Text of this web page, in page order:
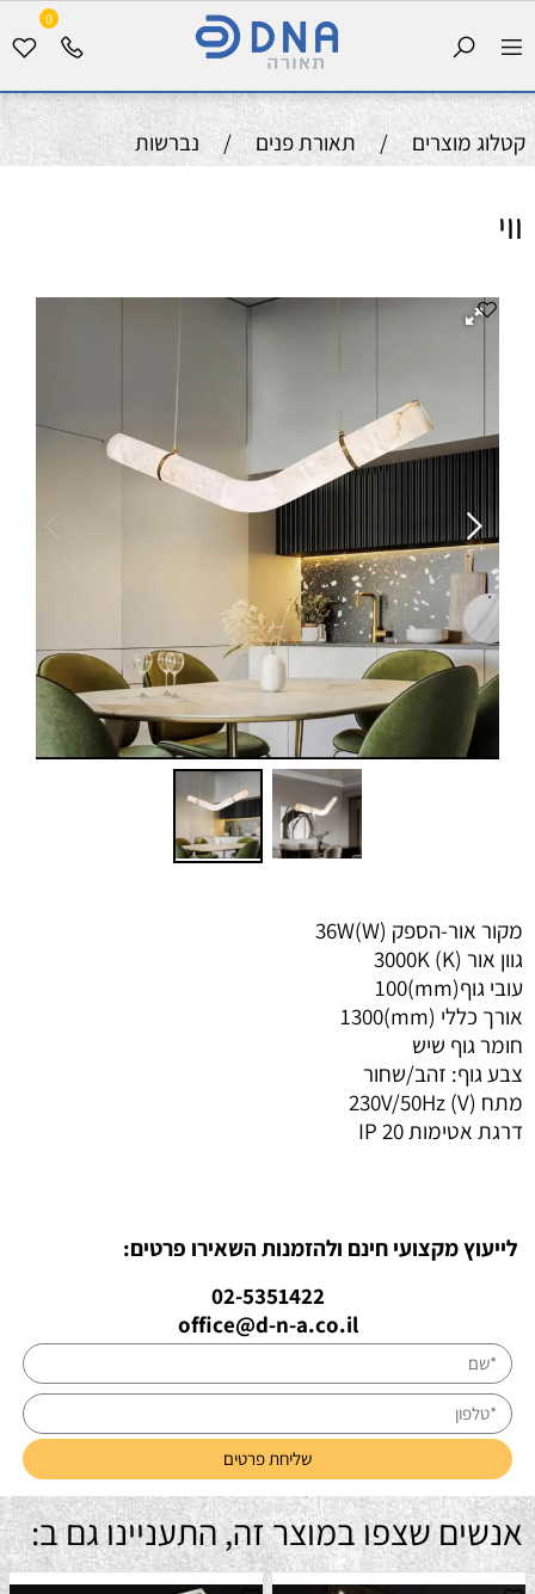
0
קטלוג מוצרים / תאורת פנים / נברשות
ווי
מקור אור-הספק (W)36W
גוון אור (K) 3000K
עובי גוף(mm)100
אורך כללי (mm)1300
חומר גוף שיש
צבע גוף: זהב/שחור
מתח (V) 230V/50Hz
דרגת אטימות IP 20
לייעוץ מקצועי חינם ולהזמנות השאירו פרטים:
02-5351422
office@d-n-a.co.il
אנשים שצפו במוצר זה, התעניינו גם ב: